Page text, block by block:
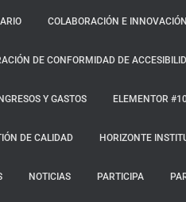
COLABORACIÓN E INNOVACIÓN
DE CONFORMIDAD DE
Y GASTOS ELEMENTOR
DE CALIDAD HORIZONTE
NOTICIAS PARTICIPA